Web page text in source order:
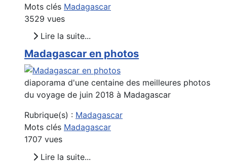
Mots clés Madagascar
3529 vues
Lire la suite...
Madagascar en photos
diaporama d'une centaine des meilleures photos
du voyage de juin 2018 à Madagascar
Rubrique(s) : Madagascar
Mots clés Madagascar
1707 vues
Lire la suite...